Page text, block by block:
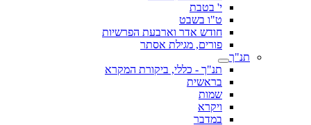
י' בטבת
ט"ו בשבט
חודש אדר וארבעת הפרשיות
פורים, מגילת אסתר
תנ"ך
תנ"ך - כללי, ביקורת המקרא
בראשית
שמות
ויקרא
במדבר